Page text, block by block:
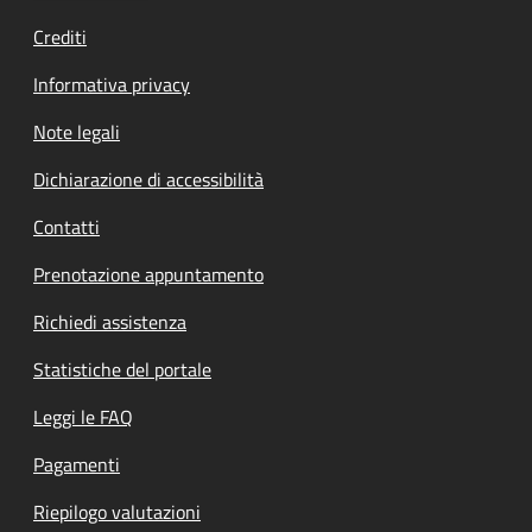
Crediti
Informativa privacy
Note legali
Dichiarazione di accessibilità
Contatti
Prenotazione appuntamento
Richiedi assistenza
Statistiche del portale
Leggi le FAQ
Pagamenti
Riepilogo valutazioni